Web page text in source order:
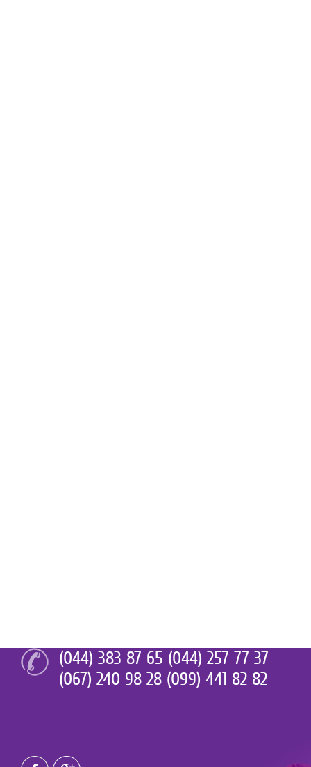
(044) 383 87 65 (044) 257 77 37
(067) 240 98 28 (099) 441 82 82